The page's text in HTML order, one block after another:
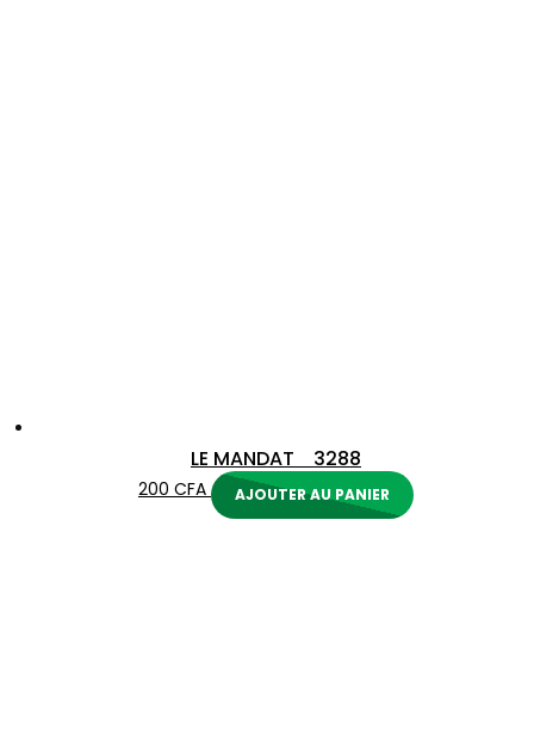
LE MANDAT 3288
200 CFA AJOUTER AU PANIER